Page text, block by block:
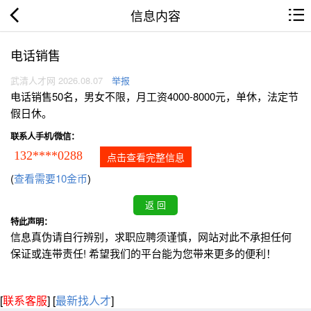
信息内容
电话销售
武清人才网 2026.08.07 举报
电话销售50名，男女不限，月工资4000-8000元，单休，法定节
假日休。
联系人手机/微信：
132****0288 点击查看完整信息
(查看需要10金币)
特此声明：
信息真伪请自行辨别，求职应聘须谨慎，网站对此不承担任何
保证或连带责任! 希望我们的平台能为您带来更多的便利！
[联系客服] [最新找人才]